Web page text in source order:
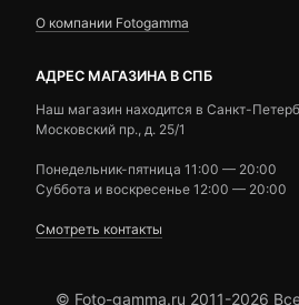
О компании Fotogamma
АДРЕС МАГАЗИНА В СПБ
Наш магазин находится в Санкт-
Московский пр., д. 25/1
Понедельник-пятница 11:00 — 20:00
Суббота и воскресенье 12:00 — 20:00
Смотреть контакты
© Foto-gamma.ru 2011-2026